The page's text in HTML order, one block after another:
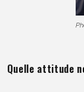
Quelle attitude